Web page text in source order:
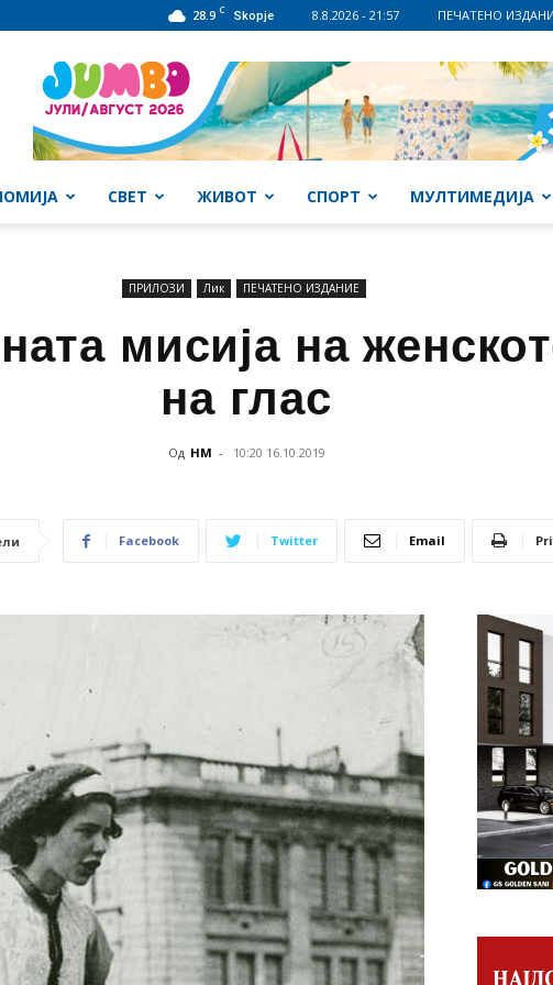
28.9 C Skopje 8.8.2026 - 21:57 ПЕЧАТЕНО
СВЕТ ЖИВОТ СПОРТ МУЛТИМЕДИЈА
ПРИЛОЗИ Лик ПЕЧАТЕНО ИЗДАНИЕ
мисија на
на глас
Од НМ - 10:20 16.10.2019
Facebook Twitter Email